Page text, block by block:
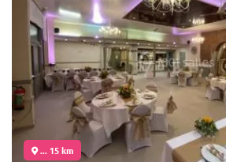
... 15 km